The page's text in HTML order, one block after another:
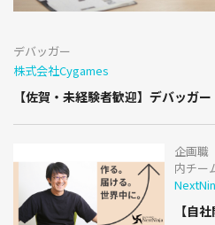
デバッガー
株式会社Cygames
【佐賀・未経験者歓迎】デバッガー
企画職
内チー
【自